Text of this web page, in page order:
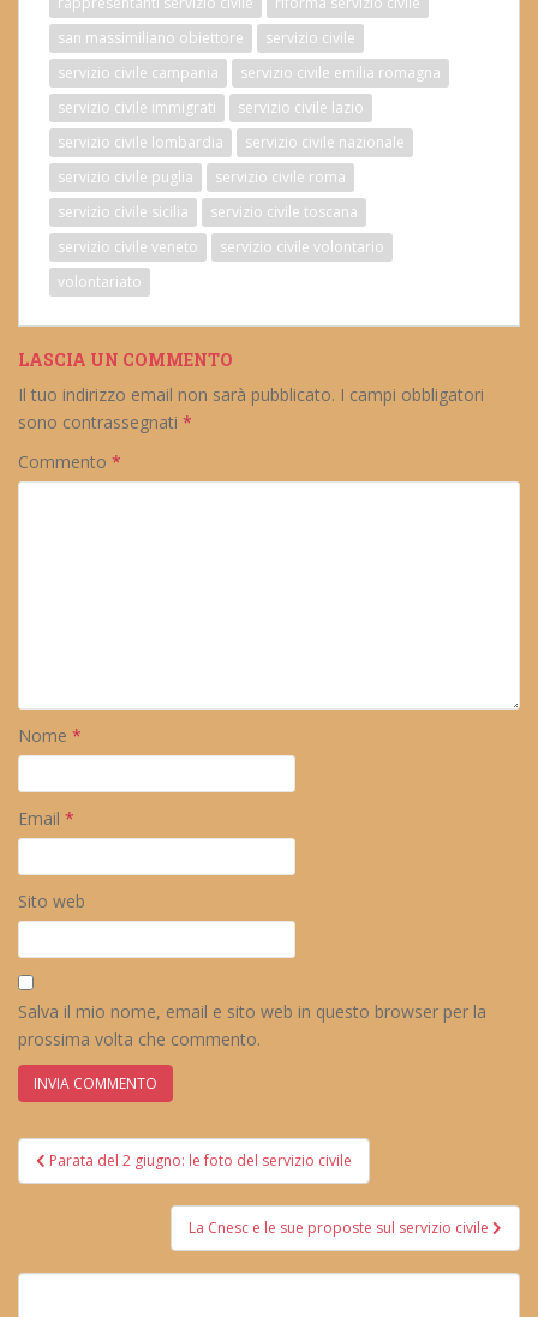
san massimiliano obiettore
servizio civile
servizio civile campania
servizio civile emilia romagna
servizio civile immigrati
servizio civile lazio
servizio civile lombardia
servizio civile nazionale
servizio civile puglia
servizio civile roma
servizio civile sicilia
servizio civile toscana
servizio civile veneto
servizio civile volontario
volontariato
LASCIA UN COMMENTO
Il tuo indirizzo email non sarà pubblicato. I campi obbligatori
sono contrassegnati *
Commento *
Nome *
Email *
Sito web
Salva il mio nome, email e sito web in questo browser per la
prossima volta che commento.
Navigazione
articoli
Parata del 2 giugno: le foto del servizio civile
La Cnesc e le sue proposte sul servizio civile